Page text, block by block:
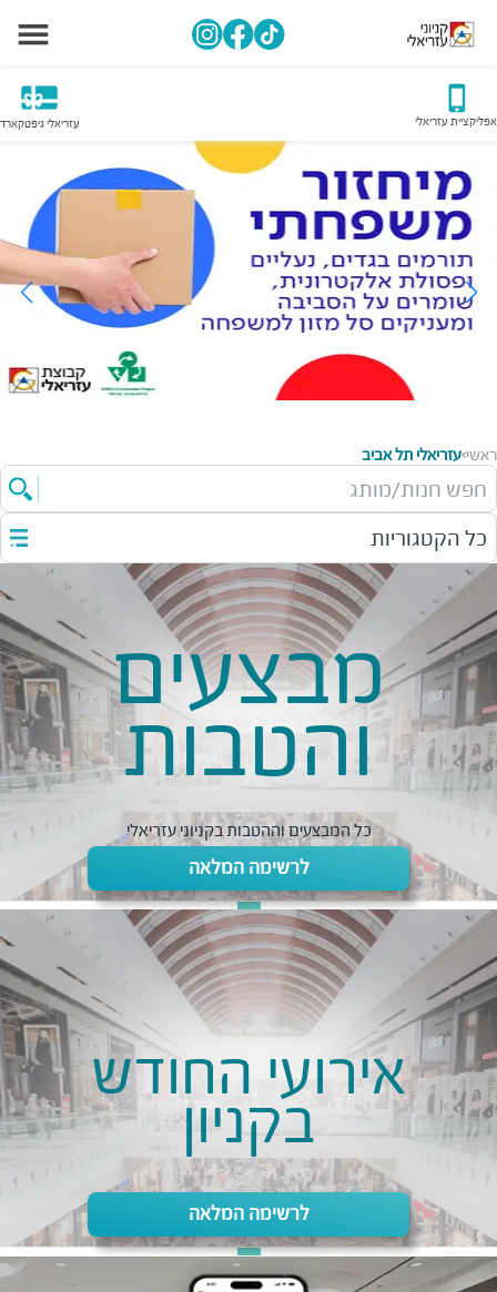
אפליקציית עזריאלי עזריאלי גיפטקארד
ראשי>עזריאלי תל אביב
חפש חנות/מותג
כל הקטגוריות
מבצעים
והטבות
כל המבצעים וההטבות בקניוני עזריאלי
לרשימה המלאה
אירועי החודש
בקניון
לרשימה המלאה